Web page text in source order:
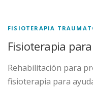
FISIOTERAPIA
Fisioterapia
Rehabilitación para
fisioterapia para